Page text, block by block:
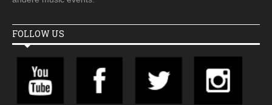
FOLLOW US